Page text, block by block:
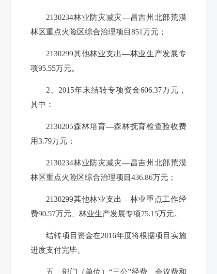
2130234林业防灾减灾—昌吉州北部荒漠
林区重点火险区综合治理项目851万元；
2130299其他林业支出—林业生产发展专
项95.55万元。
2 2015年末结转专项资金606.37万元，
其中：
2130205森林培育—森林抚育检查验收费
用3.79万元；
2130234林业防灾减灾—昌吉州北部荒漠
林区重点火险区综合治理项目436.86万元；
2130299其他林业支出—林业重点工作经
费90.57万元、林业生产发展专项75.15万元。
结转项目资金在2016年度将根据项目实施
进度支付完毕。
五、部门（单位）“三公”经费、会议费和